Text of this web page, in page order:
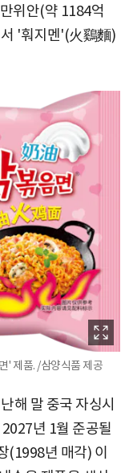
위안(약 1184억
'훠지멘'(火鷄麵)
' 제품. /삼양식품 제공
해 말 중국 자싱시
년 1월 준공될
(1998년 매각) 이